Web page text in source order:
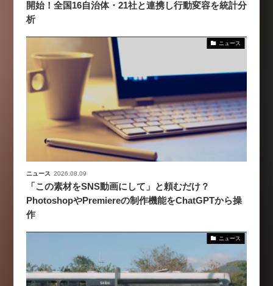
開始！全国16自治体・21社と連携し行動変容を統計分
析
ニュース
ニュース 2026.08.09
「この素材をSNS動画にして」と頼むだけ？
PhotoshopやPremiereの制作機能をChatGPTから操
作
ニュース